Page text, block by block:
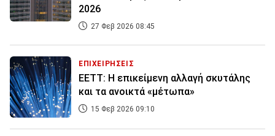
2026
27 Φεβ 2026 08:45
ΕΠΙΧΕΙΡΗΣΕΙΣ
ΕΕΤΤ: Η επικείμενη αλλαγή σκυτάλης
και τα ανοικτά «μέτωπα»
15 Φεβ 2026 09:10